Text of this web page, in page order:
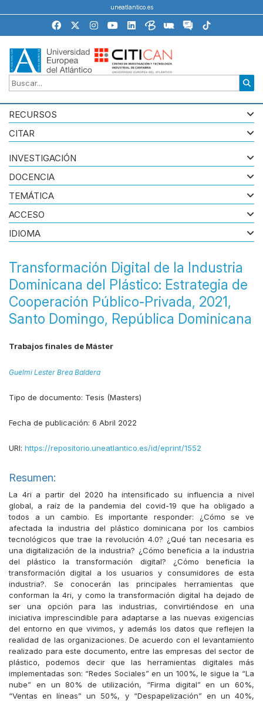
uneatlantico.es
RECURSOS
CITAR
Transformación Digital de la Industria
Dominicana del Plástico: Estrategia de
Cooperación Público-Privada, 2021,
Santo Domingo, República Dominicana
Trabajos finales de Máster
Guelmi Lester Brea Baldera
Tipo de documento: Tesis (Masters)
Fecha de publicación: 6 Abril 2022
URI: https://repositorio.uneatlantico.es/id/eprint/1552
Resumen:
La 4ri a partir del 2020 ha intensificado su influencia a nivel
global, a raíz de la pandemia del covid-19 que ha obligado a
todos a un cambio. Es importante responder: ¿Cómo se ve
afectada la industria del plástico dominicana por los cambios
tecnológicos que trae la revolución 4.0? ¿Qué tan necesaria es
una digitalización de la industria? ¿Cómo beneficia a la industria
del plástico la transformación digital? ¿Cómo beneficia la
transformación digital a los usuarios y consumidores de esta
industria?. Se conocerán las principales herramientas que
conforman la 4ri, y como la transformación digital ha dejado de
ser una opción para las industrias, convirtiéndose en una
iniciativa imprescindible para adaptarse a las nuevas exigencias
del entorno en que vivimos, y además los datos que reflejen la
realidad de las organizaciones. De acuerdo con el levantamiento
realizado para este documento, entre las empresas del sector de
plástico, podemos decir que las herramientas digitales más
implementadas son: “Redes Sociales” en un 100%, le sigue la “La
nube” en un 80% de utilización, “Firma digital” en un 60%,
“Ventas en líneas” un 50%, y “Despapelización” en un 40%,
INVESTIGACIÓN
DOCENCIA
TEMÁTICA
ACCESO
IDIOMA